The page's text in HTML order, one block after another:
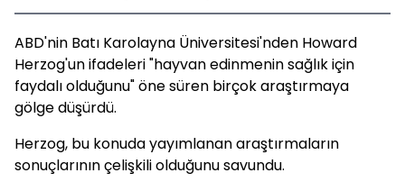
ABD'nin Batı Karolayna Üniversitesi'nden Howard
Herzog'un ifadeleri "hayvan edinmenin sağlık için
faydalı olduğunu" öne süren birçok araştırmaya
gölge düşürdü.
Herzog, bu konuda yayımlanan araştırmaların
sonuçlarının çelişkili olduğunu savundu.